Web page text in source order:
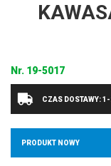
Nr. 19-5017
CZAS DOSTAWY:
PRODUKT NOWY